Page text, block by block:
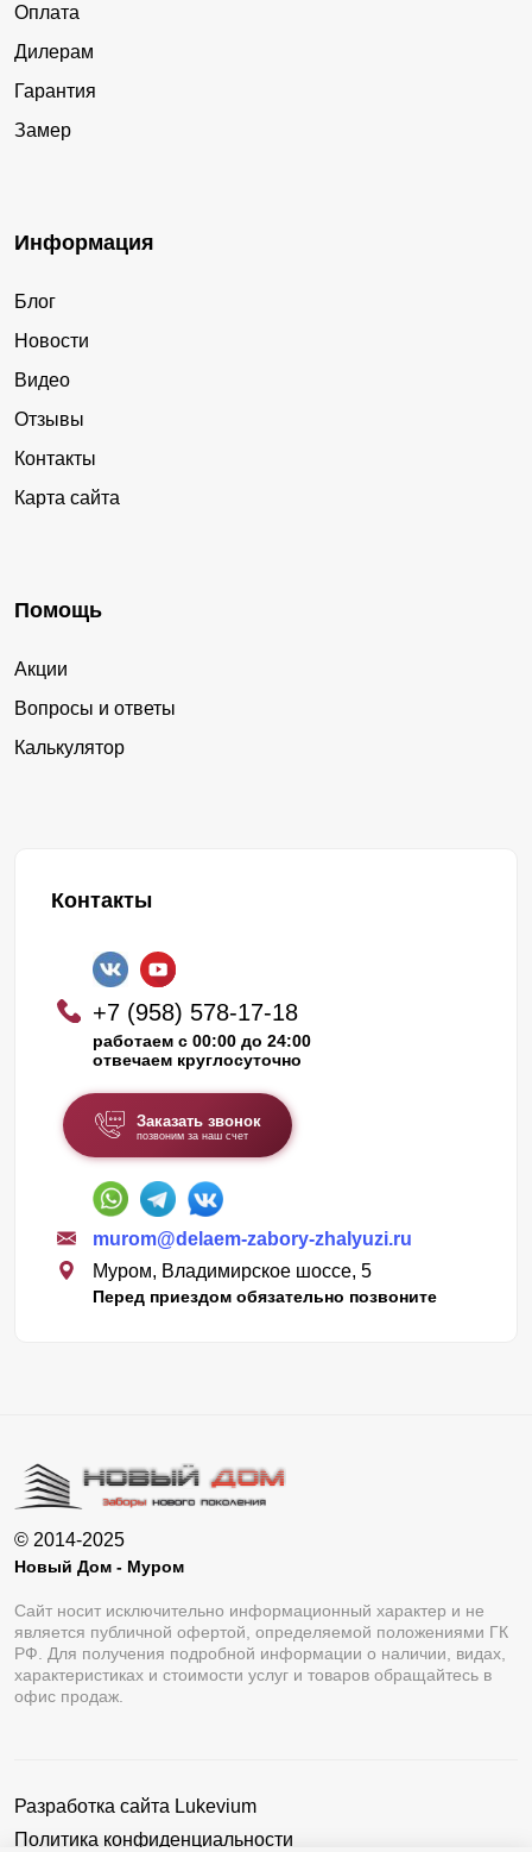
Оплата
Дилерам
Гарантия
Замер
Информация
Блог
Новости
Видео
Отзывы
Контакты
Карта сайта
Помощь
Акции
Вопросы и ответы
Калькулятор
Контакты
+7 (958) 578-17-18
работаем с 00:00 до 24:00
отвечаем круглосуточно
Заказать звонок
позвоним за наш счет
murom@delaem-zabory-zhalyuzi.ru
Муром, Владимирское шоссе, 5
Перед приездом обязательно позвоните
© 2014-2025
Новый Дом - Муром
Сайт носит исключительно информационный характер и не
является публичной офертой, определяемой положениями ГК
РФ. Для получения подробной информации о наличии, видах,
характеристиках и стоимости услуг и товаров обращайтесь в
офис продаж.
Разработка сайта Lukevium
Политика конфиденциальности